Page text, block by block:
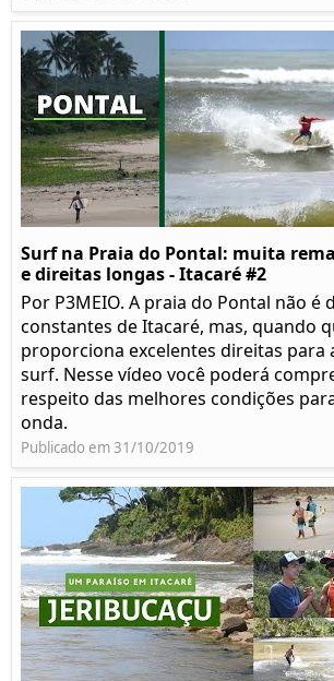
Surf na Praia do Pontal: muita
e direitas longas - Itacaré #2
Por P3MEIO. A praia do Pontal não é
constantes de Itacaré, mas, quando
proporciona excelentes direitas para
surf. Nesse vídeo você poderá
respeito das melhores condições
onda.
Publicado em 31/10/2019